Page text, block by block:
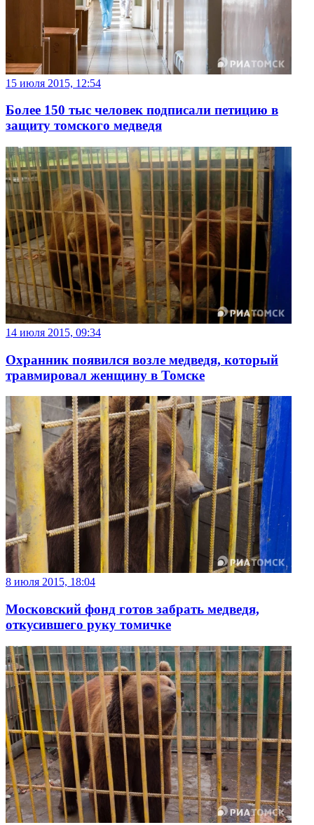
15 июля 2015, 12:54
Более 150 тыс человек подписали петицию в
защиту томского медведя
14 июля 2015, 09:34
Охранник появился возле медведя, который
травмировал женщину в Томске
8 июля 2015, 18:04
Московский фонд готов забрать медведя,
откусившего руку томичке